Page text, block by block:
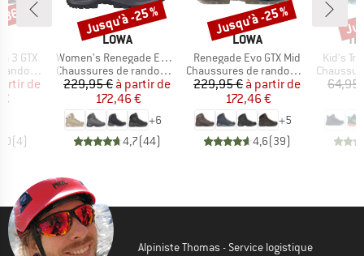
3 GTX
réduit
de
€
(4)
%
MARQUE
LOWA
Article
Women's Renegade Evo GTX Mid
Product group
Chaussures de randonnée
Prix
229,95 € Prix réduit
à partir de
172,46 €
+6
4,7(44)
Remise
Jusqu'à -25 %
MARQUE
LOWA
Article
Renegade Evo GTX Mid
Product group
Chaussures de randonnée
Prix
229,95 € Prix réduit
à partir de
172,46 €
+5
4,6(39)
Remise
Jusqu'à -25 %
Article
Kid's
Product
64,95
Alpiniste Thomas - Service logistique